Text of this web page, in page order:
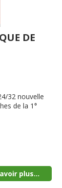
DE
32 nouvelle
de la 1°
plus...